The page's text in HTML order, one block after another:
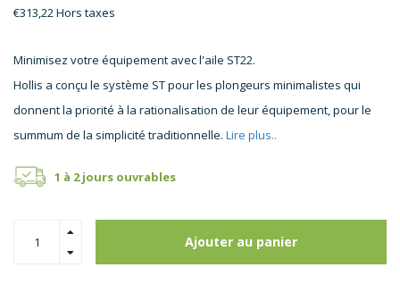
€313,22 Hors taxes
Minimisez votre équipement avec l'aile ST22.
Hollis a conçu le système ST pour les plongeurs minimalistes qui
donnent la priorité à la rationalisation de leur équipement, pour le
summum de la simplicité traditionnelle. Lire plus..
1 à 2 jours ouvrables
Ajouter au panier